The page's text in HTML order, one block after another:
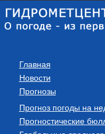
Главная
Новости
Прогнозы
Прогноз погоды на
Прогностические